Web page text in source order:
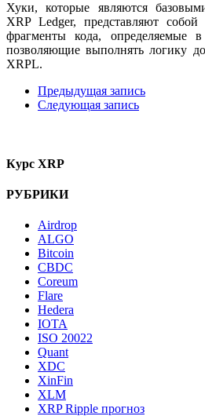
Хуки, которые являются
XRP Ledger, представляют
фрагменты кода, определяемые
позволяющие выполнять логику
XRPL.
Предыдущая запись
Следующая запись
Курс XRP
РУБРИКИ
Airdrop
ALGO
Bitcoin
CBDC
Coreum
Flare
Hedera
IOTA
ISO 20022
Quant
XDC
XinFin
XLM
XRP Ripple прогноз